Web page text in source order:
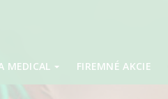
MEDICAL FIREMNÉ AKCIE